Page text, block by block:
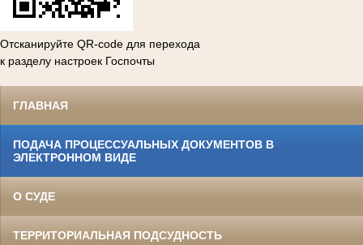
Отсканируйте QR-code для перехода
к разделу настроек Госпочты
ГЛАВНАЯ
ПОДАЧА ПРОЦЕССУАЛЬНЫХ ДОКУМЕНТОВ В
ЭЛЕКТРОННОМ ВИДЕ
О СУДЕ
ТЕРРИТОРИАЛЬНАЯ ПОДСУДНОСТЬ